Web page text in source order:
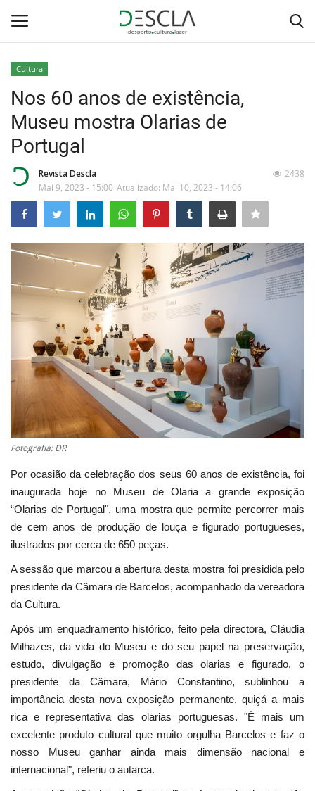
Home
...by Descla
Desporto
Estatuto Editorial
Saúde
Ficha técnica
Cultura
Lazer
Ambiente
Cultura
Nos 60 anos de existência,
Museu mostra Olarias de
Portugal
Revista Descla
Mai 9, 2023 - 15:00 Atualizado: Mai 10, 2023 - 14:06
2438
Fotografia: DR
Por ocasião da celebração dos seus 60 anos de existência, foi
inaugurada hoje no Museu de Olaria a grande exposição
“Olarias de Portugal", uma mostra que permite percorrer mais
de cem anos de produção de louça e figurado portugueses,
ilustrados por cerca de 650 peças.
A sessão que marcou a abertura desta mostra foi presidida pelo
presidente da Câmara de Barcelos, acompanhado da vereadora
da Cultura.
Após um enquadramento histórico, feito pela directora, Cláudia
Milhazes, da vida do Museu e do seu papel na preservação,
estudo, divulgação e promoção das olarias e figurado, o
presidente da Câmara, Mário Constantino, sublinhou a
importância desta nova exposição permanente, quiçá a mais
rica e representativa das olarias portuguesas. "É mais um
excelente produto cultural que muito orgulha Barcelos e faz o
nosso Museu ganhar ainda mais dimensão nacional e
internacional", referiu o autarca.